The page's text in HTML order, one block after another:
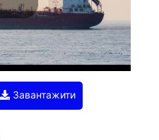
P
l
a
Завантажити